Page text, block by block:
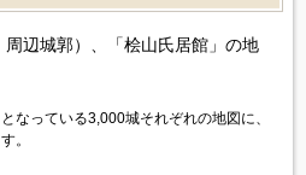
辺城郭）、「桧山氏居館」の地
なっている3,000城それぞれの地図に、
。